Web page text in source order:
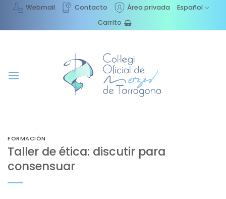
Saltar
contenido
Webmail Contacto Área privada
Español
Carrito
FORMACIÓN
Taller de ética: discutir para
consensuar